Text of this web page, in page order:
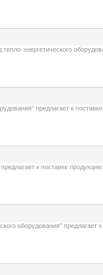
энергетического
предлагает к
к поставке
оборудования" предлагает